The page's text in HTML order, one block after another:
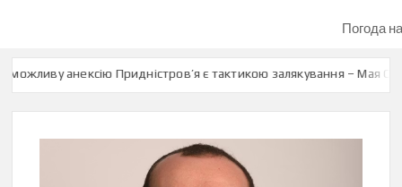
Погода
можливу анексію Придністров’я є тактикою залякування – Мая